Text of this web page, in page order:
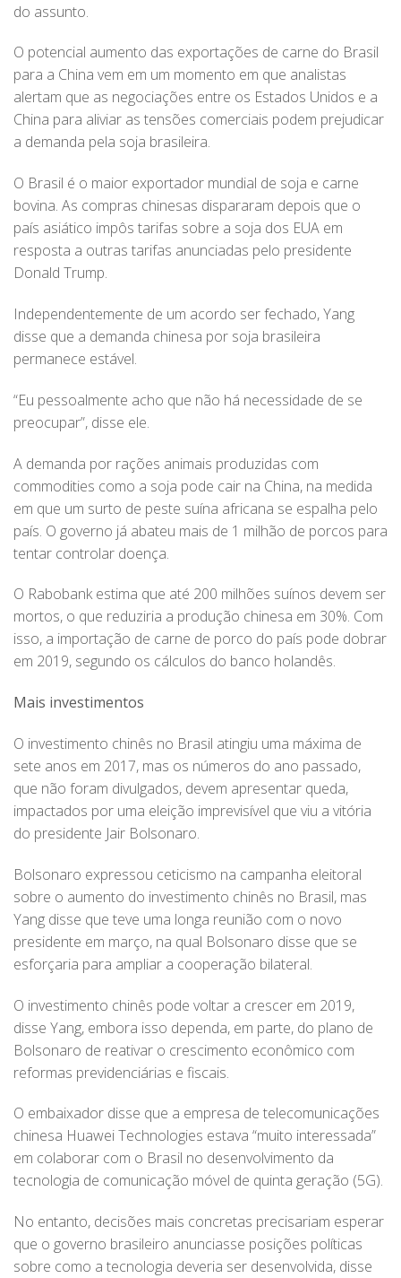
do assunto.
O potencial aumento das exportações de carne do Brasil
para a China vem em um momento em que analistas
alertam que as negociações entre os Estados Unidos e a
China para aliviar as tensões comerciais podem prejudicar
a demanda pela soja brasileira.
O Brasil é o maior exportador mundial de soja e carne
bovina. As compras chinesas dispararam depois que o
país asiático impôs tarifas sobre a soja dos EUA em
resposta a outras tarifas anunciadas pelo presidente
Donald Trump.
Independentemente de um acordo ser fechado, Yang
disse que a demanda chinesa por soja brasileira
permanece estável.
“Eu pessoalmente acho que não há necessidade de se
preocupar”, disse ele.
A demanda por rações animais produzidas com
commodities como a soja pode cair na China, na medida
em que um surto de peste suína africana se espalha pelo
país. O governo já abateu mais de 1 milhão de porcos para
tentar controlar doença.
O Rabobank estima que até 200 milhões suínos devem ser
mortos, o que reduziria a produção chinesa em 30%. Com
isso, a importação de carne de porco do país pode dobrar
em 2019, segundo os cálculos do banco holandês.
Mais investimentos
O investimento chinês no Brasil atingiu uma máxima de
sete anos em 2017, mas os números do ano passado,
que não foram divulgados, devem apresentar queda,
impactados por uma eleição imprevisível que viu a vitória
do presidente Jair Bolsonaro.
Bolsonaro expressou ceticismo na campanha eleitoral
sobre o aumento do investimento chinês no Brasil, mas
Yang disse que teve uma longa reunião com o novo
presidente em março, na qual Bolsonaro disse que se
esforçaria para ampliar a cooperação bilateral.
O investimento chinês pode voltar a crescer em 2019,
disse Yang, embora isso dependa, em parte, do plano de
Bolsonaro de reativar o crescimento econômico com
reformas previdenciárias e fiscais.
O embaixador disse que a empresa de telecomunicações
chinesa Huawei Technologies estava “muito interessada”
em colaborar com o Brasil no desenvolvimento da
tecnologia de comunicação móvel de quinta geração (5G).
No entanto, decisões mais concretas precisariam esperar
que o governo brasileiro anunciasse posições políticas
sobre como a tecnologia deveria ser desenvolvida, disse